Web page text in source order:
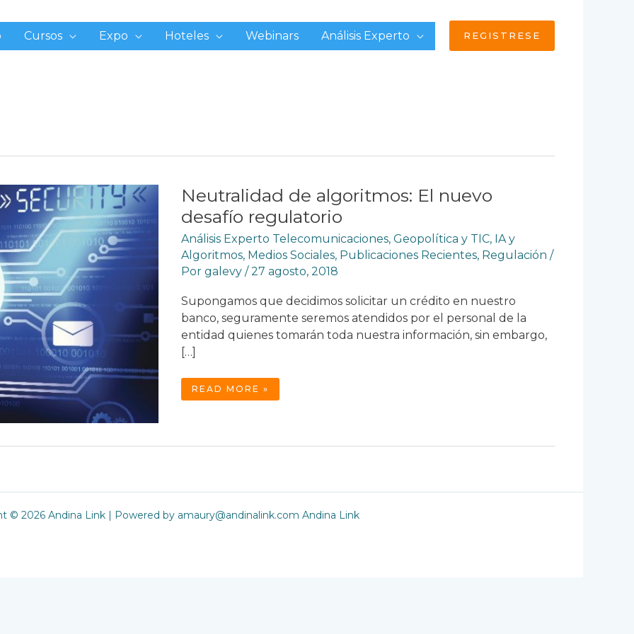
Cursos Expo Hoteles Webinars Análisis Experto REGISTRESE
Neutralidad de algoritmos: El nuevo
desafío regulatorio
Análisis Experto Telecomunicaciones, Geopolítica y TIC, IA y
Algoritmos, Medios Sociales, Publicaciones Recientes, Regulación /
Por galevy /27 agosto, 2018
Supongamos que decidimos solicitar un crédito en nuestro
banco, seguramente seremos atendidos por el personal de la
entidad quienes tomarán toda nuestra información, sin embargo,
[…]
NEUTRALIDAD
READ MORE »
© 2026 Andina Link | Powered by amaury@andinalink.com Andina Link